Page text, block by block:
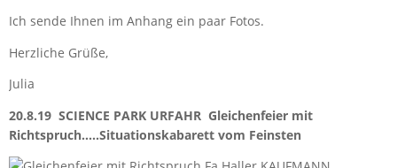
Ich sende Ihnen im Anhang ein paar Fotos.
Herzliche Grüße,
Julia
20.8.19 SCIENCE PARK URFAHR Gleichenfeier mit
Richtspruch…..Situationskabarett vom Feinsten